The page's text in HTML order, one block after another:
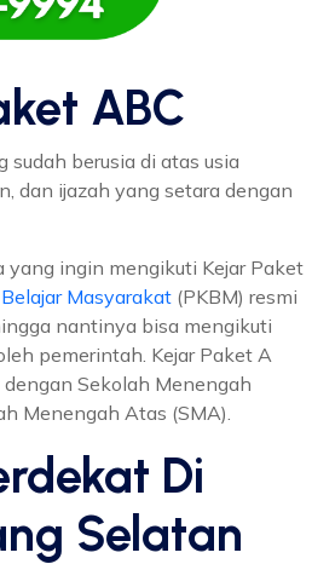
ABC
sudah berusia di atas usia
dan ijazah yang setara dengan
yang ingin mengikuti Kejar Paket
Masyarakat (PKBM) resmi
nantinya bisa mengikuti
pemerintah. Kejar Paket A
Sekolah Menengah
Menengah Atas (SMA).
Di
Selatan